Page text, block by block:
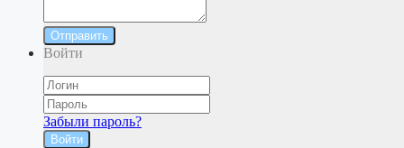
Отправить
Войти
Забыли пароль?
Войти